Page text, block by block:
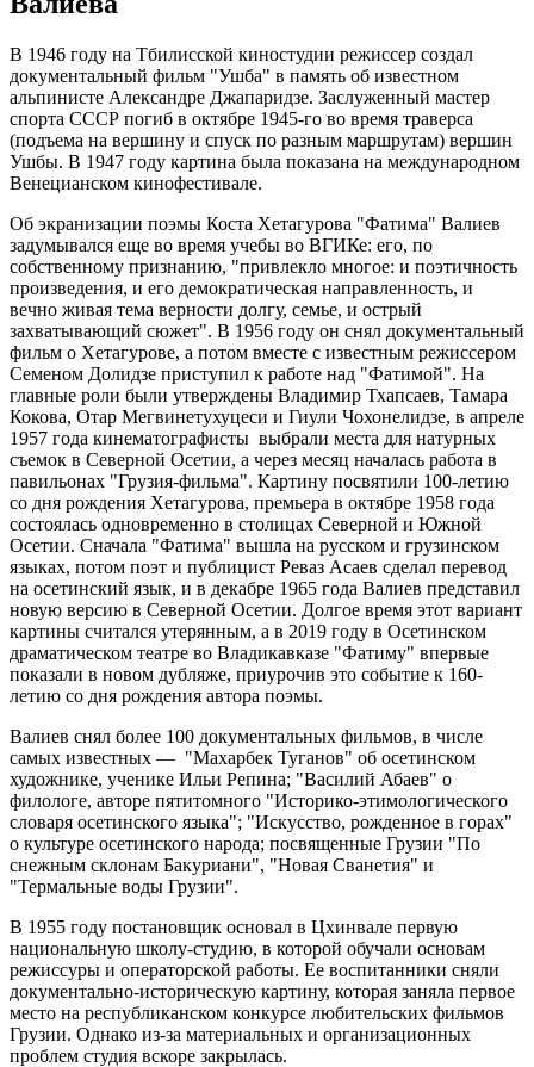
В 1946 году на Тбилисской киностудии режиссер создал
документальный фильм "Ушба" в память об известном
альпинисте Александре Джапаридзе. Заслуженный мастер
спорта СССР погиб в октябре 1945-го во время траверса
(подъема на вершину и спуск по разным маршрутам) вершин
Ушбы. В 1947 году картина была показана на международном
Венецианском кинофестивале.
Об экранизации поэмы Коста Хетагурова "Фатима" Валиев
задумывался еще во время учебы во ВГИКе: его, по
собственному признанию, "привлекло многое: и поэтичность
произведения, и его демократическая направленность, и
вечно живая тема верности долгу, семье, и острый
захватывающий сюжет". В 1956 году он снял документальный
фильм о Хетагурове, а потом вместе с известным режиссером
Семеном Долидзе приступил к работе над "Фатимой". На
главные роли были утверждены Владимир Тхапсаев, Тамара
Кокова, Отар Мегвинетухуцеси и Гиули Чохонелидзе, в апреле
1957 года кинематографисты выбрали места для натурных
съемок в Северной Осетии, а через месяц началась работа в
павильонах "Грузия-фильма". Картину посвятили 100-летию
со дня рождения Хетагурова, премьера в октябре 1958 года
состоялась одновременно в столицах Северной и Южной
Осетии. Сначала "Фатима" вышла на русском и грузинском
языках, потом поэт и публицист Реваз Асаев сделал перевод
на осетинский язык, и в декабре 1965 года Валиев представил
новую версию в Северной Осетии. Долгое время этот вариант
картины считался утерянным, а в 2019 году в Осетинском
драматическом театре во Владикавказе "Фатиму" впервые
показали в новом дубляже, приурочив это событие к 160-
летию со дня рождения автора поэмы.
Валиев снял более 100 документальных фильмов, в числе
самых известных — "Махарбек Туганов" об осетинском
художнике, ученике Ильи Репина; "Василий Абаев" о
филологе, авторе пятитомного "Историко-этимологического
словаря осетинского языка"; "Искусство, рожденное в горах"
о культуре осетинского народа; посвященные Грузии "По
снежным склонам Бакуриани", "Новая Сванетия" и
"Термальные воды Грузии".
В 1955 году постановщик основал в Цхинвале первую
национальную школу-студию, в которой обучали основам
режиссуры и операторской работы. Ее воспитанники сняли
документально-историческую картину, которая заняла первое
место на республиканском конкурсе любительских фильмов
Грузии. Однако из-за материальных и организационных
проблем студия вскоре закрылась.